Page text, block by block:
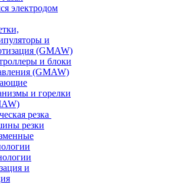
электродом
и
(GMAW)
и блоки
(GMAW)
и горелки
резка
резки
и